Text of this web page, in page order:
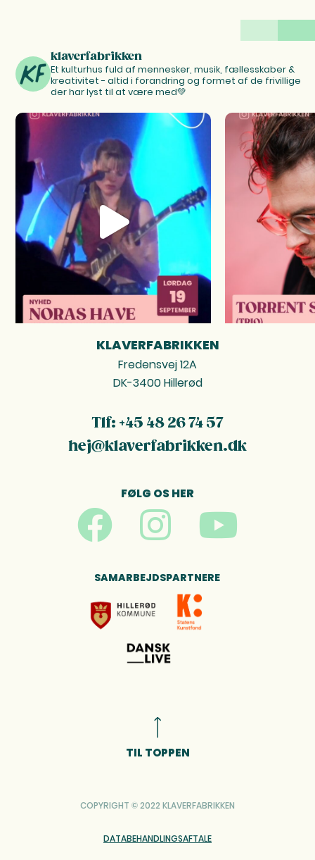
klaverfabrikken
Et kulturhus fuld af mennesker, musik, fællesskaber &
kreativitet - altid i forandring og formet af de frivillige
der har lyst til at være med💚
KLAVERFABRIKKEN
Fredensvej 12A
DK-3400 Hillerød
Tlf: +45 48 26 74 57
hej@klaverfabrikken.dk
FØLG OS HER
SAMARBEJDSPARTNERE
TIL TOPPEN
COPYRIGHT © 2022 KLAVERFABRIKKEN
DATABEHANDLINGSAFTALE